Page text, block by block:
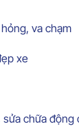
va chạm
xe
chữa động